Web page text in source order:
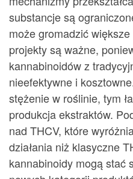
substancje są
może gromadzić
projekty są ważne,
kannabinoidów z
nieefektywne i
stężenie w roślinie, tym
produkcja ekstraktów.
nad THCV, które
działania niż klasyczne
kannabinoidy mogą stać